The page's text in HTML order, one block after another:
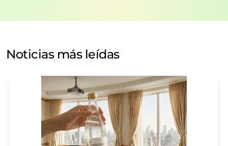
de nuestrapolítica de protección de datos. LUMITOS
electrónico a efectos publicitarios o de investigación de
mercado y opinión. Puede revocar en todo momento su
de indicar los motivos informando por correo postal a
LUMITOS AG, Ernst-Augustin-Str. 2, 12489 Berlín
(Alemania) o por correo electrónico a
revoke@lumitos.com. Además, en cada correo
electrónico se incluye un enlace para anular la
suscripción al boletín informativo correspondiente.
Noticias más leídas